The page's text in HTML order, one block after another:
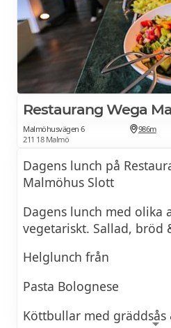
Exv: Köttbullar,
fläskstek, Stekt sill med
Äggakauga! Gjord med
producerade ägg från
SLOTTSTRÄDGÅRDENS
Lättrökt korv fylld med
kronärtskocka, ost, chili
Serveras med
spetsade senap.
VARMRÖKT LAXSMÖRGÅS
Grillat surdegsbröd,
ostkräm & spenat.
SMÖRREBRÖD 1st
Smörgås på rågbröd med
Restaurang Wega
Malmöhusvägen 6
211 18 Malmö
986m
Dagens lunch på
Malmöhus Slott
Dagens lunch med olika
vegetariskt. Sallad, bröd
Helglunch från
Pasta Bolognese
Köttbullar med